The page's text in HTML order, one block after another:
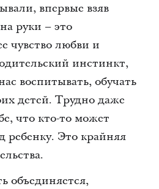
впервые взяв
руки – это
чувство любви и
инстинкт,
воспитывать, обучать
детей. Трудно даже
что кто-то может
ребенку. Это крайняя
объединяется,